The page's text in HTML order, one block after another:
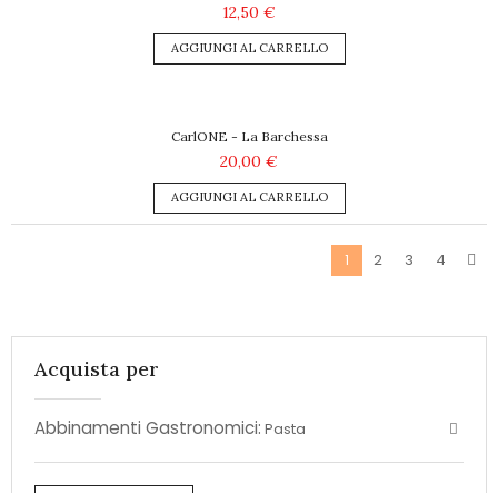
12,50 €
AGGIUNGI AL CARRELLO
CarlONE - La Barchessa
20,00 €
AGGIUNGI AL CARRELLO
1 2 3 4
Acquista per
Abbinamenti Gastronomici: Pasta